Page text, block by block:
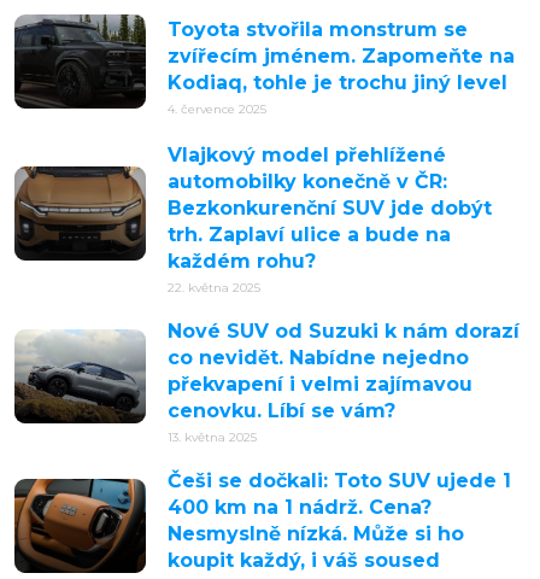
Toyota stvořila monstrum se
zvířecím jménem. Zapomeňte na
Kodiaq, tohle je trochu jiný level
4. července 2025
Vlajkový model přehlížené
automobilky konečně v ČR:
Bezkonkurenční SUV jde dobýt
trh. Zaplaví ulice a bude na
každém rohu?
22. května 2025
Nové SUV od Suzuki k nám dorazí
co nevidět. Nabídne nejedno
překvapení i velmi zajímavou
cenovku. Líbí se vám?
13. května 2025
Češi se dočkali: Toto SUV ujede 1
400 km na 1 nádrž. Cena?
Nesmyslně nízká. Může si ho
koupit každý, i váš soused